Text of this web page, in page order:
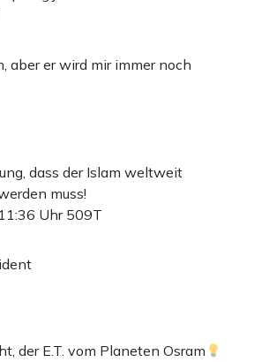
aber er wird mir immer noch
dass der Islam weltweit
muss!
Uhr 509T
der E.T. vom Planeten Osram